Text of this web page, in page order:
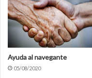
Ayuda al navegante
05/08/2020